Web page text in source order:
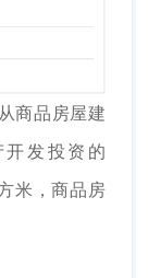
商品房屋建
发投资的
米，商品房